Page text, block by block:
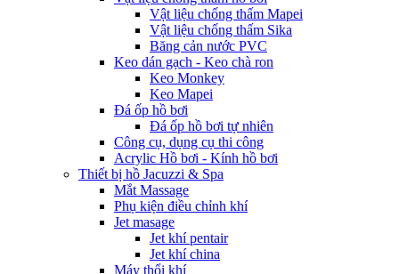
Vật liệu chống thấm Mapei
Vật liệu chống thấm Sika
Băng cản nước PVC
Keo dán gạch - Keo chà ron
Keo Monkey
Keo Mapei
Đá ốp hồ bơi
Đá ốp hồ bơi tự nhiên
Công cụ, dụng cụ thi công
Acrylic Hồ bơi - Kính hồ bơi
Thiết bị hồ Jacuzzi & Spa
Mắt Massage
Phụ kiện điều chỉnh khí
Jet masage
Jet khí pentair
Jet khí china
Máy thổi khí